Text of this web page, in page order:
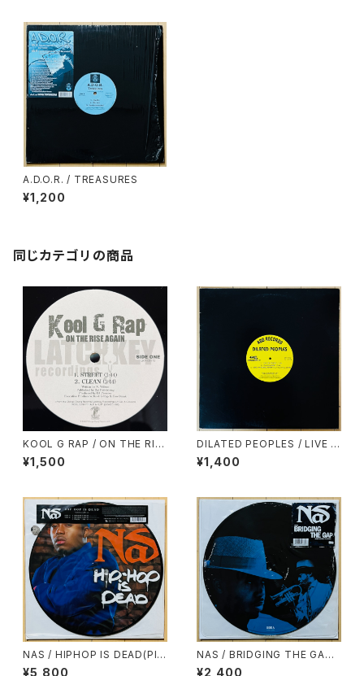
A.D.O.R. / TREASURES
¥1,200
同じカテゴリの商品
KOOL G RAP / ON THE RIS
E AGAIN
¥1,500
DILATED PEOPLES / LIVE O
N STAGE
¥1,400
NAS / HIPHOP IS DEAD(PIC
TURE DISC)
¥5,800
NAS / BRIDGING THE GAP
(PICTURE DISC)
¥2,400